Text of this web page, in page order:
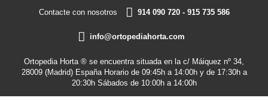
Contacte con nosotros 914 090 720 - 915 735 586
info@ortopediahorta.com
Ortopedia Horta ® se encuentra situada en la c/ Máiquez nº 34,
28009 (Madrid) España Horario de 09:45h a 14:00h y de 17:30h a
20:30h Sábados de 10:00h a 14:00h